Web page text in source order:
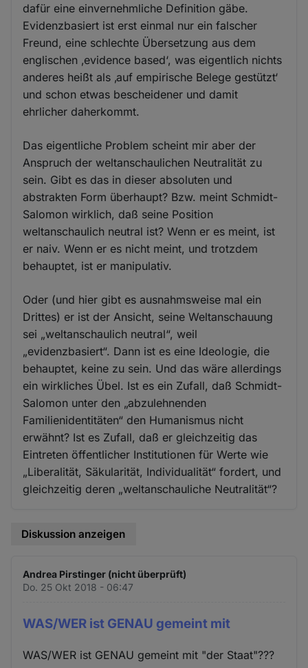
dafür eine einvernehmliche Definition gäbe.
Evidenzbasiert ist erst einmal nur ein falscher
Freund, eine schlechte Übersetzung aus dem
englischen ‚evidence based‘, was eigentlich nichts
anderes heißt als ‚auf empirische Belege gestützt‘
und schon etwas bescheidener und damit
ehrlicher daherkommt.
Das eigentliche Problem scheint mir aber der
Anspruch der weltanschaulichen Neutralität zu
sein. Gibt es das in dieser absoluten und
abstrakten Form überhaupt? Bzw. meint Schmidt-
Salomon wirklich, daß seine Position
weltanschaulich neutral ist? Wenn er es meint, ist
er naiv. Wenn er es nicht meint, und trotzdem
behauptet, ist er manipulativ.
Oder (und hier gibt es ausnahmsweise mal ein
Drittes) er ist der Ansicht, seine Weltanschauung
sei „weltanschaulich neutral“, weil
„evidenzbasiert“. Dann ist es eine Ideologie, die
behauptet, keine zu sein. Und das wäre allerdings
ein wirkliches Übel. Ist es ein Zufall, daß Schmidt-
Salomon unter den „abzulehnenden
Familienidentitäten“ den Humanismus nicht
erwähnt? Ist es Zufall, daß er gleichzeitig das
Eintreten öffentlicher Institutionen für Werte wie
„Liberalität, Säkularität, Individualität“ fordert, und
gleichzeitig deren „weltanschauliche Neutralität“?
Diskussion anzeigen
Andrea Pirstinger (nicht überprüft)
Do. 25 Okt 2018 - 06:47
WAS/WER ist GENAU gemeint mit
WAS/WER ist GENAU gemeint mit "der Staat"???